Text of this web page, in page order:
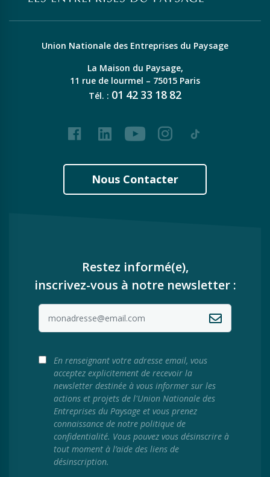
Union Nationale des Entreprises du Paysage
La Maison du Paysage,
11 rue de lourmel – 75015 Paris
Tél. : 01 42 33 18 82
FacebookLinkedInYoutubeInstagram
Tiktok
Nous Contacter
Restez informé(e),
inscrivez-vous à notre newsletter :
En renseignant votre adresse email, vous
acceptez explicitement de recevoir la
newsletter destinée à vous informer sur les
actions et projets de l'Union Nationale des
Entreprises du Paysage et vous prenez
connaissance de notre politique de
confidentialité. Vous pouvez vous désinscrire à
tout moment à l’aide des liens de
désinscription.